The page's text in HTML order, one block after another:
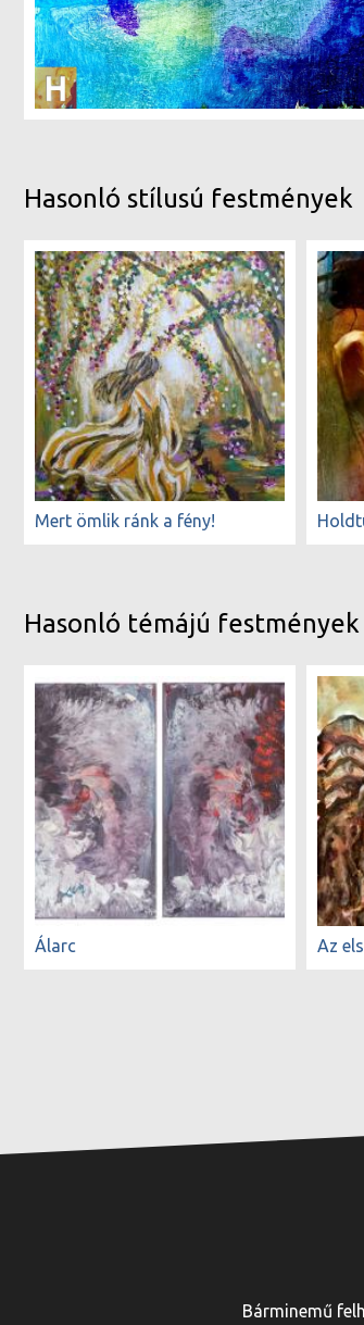
Hasonló stílusú festmények
Mert ömlik ránk a fény!
Hasonló témájú festmények
Álarc Az
Bárminemű